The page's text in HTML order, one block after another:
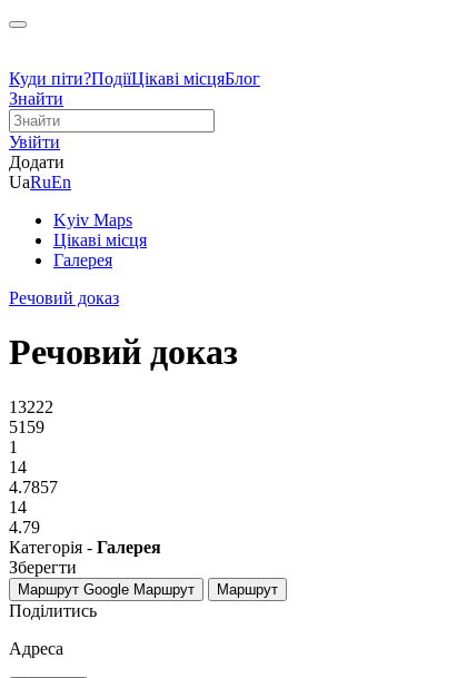
Куди піти?ПодіїЦікаві місцяБлог
Знайти
Увійти
Додати
UaRuEn
Kyiv Maps
Цікаві місця
Галерея
Речовий доказ
Речовий доказ
13222
5159
1
14
4.7857
14
4.79
Категорія - Галерея
Зберегти
Маршрут Google Маршрут Маршрут
Поділитись
Адреса